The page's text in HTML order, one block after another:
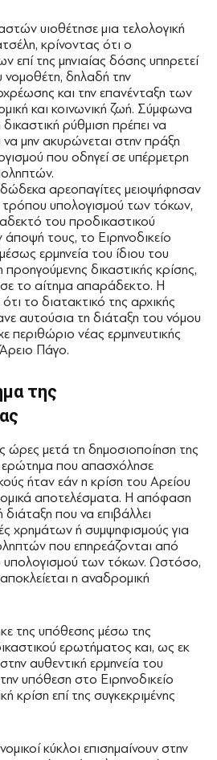
υιοθέτησε μια τελολογική
κρίνοντας ότι ο
επί της μηνιαίας δόσης υπηρετεί
δηλαδή την
και την επανένταξη των
και κοινωνική ζωή. Σύμφωνα
ρύθμιση πρέπει να
να μην ακυρώνεται στην πράξη
που οδηγεί σε υπέρμετρη
αρεοπαγίτες μειοψήφησαν
τρόπου υπολογισμού των τόκων,
του προδικαστικού
τους, το Ειρηνοδικείο
ερμηνεία του ίδιου του
δικαστικής κρίσης,
το αίτημα απαράδεκτο. Η
το διατακτικό της αρχικής
αυτούσια τη διάταξη του νόμου
περιθώριο νέας ερμηνευτικής
Πάγο.
της
ώρες μετά τη δημοσιοποίηση της
που απασχόλησε
ήταν εάν η κρίση του Αρείου
αποτελέσματα. Η απόφαση
που να επιβάλλει
χρημάτων ή συμψηφισμούς για
που επηρεάζονται από
των τόκων. Ωστόσο,
η αναδρομική
της υπόθεσης μέσω της
ερωτήματος και, ως εκ
αυθεντική ερμηνεία του
υπόθεση στο Ειρηνοδικείο
κρίση επί της συγκεκριμένης
κύκλοι επισημαίνουν στην